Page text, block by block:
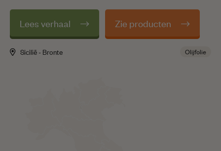
Lees verhaal Zie producten
Sicilië - Bronte Olijfolie